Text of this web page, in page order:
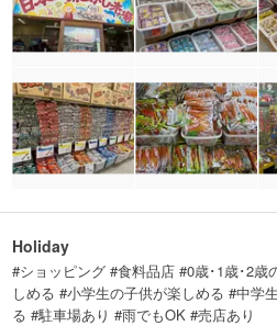
Holiday
#ショッピング #食料品店 #0歳･1歳･2歳
しめる #小学生の子供が楽しめる #中学
る #駐車場あり #雨でもOK #売店あり